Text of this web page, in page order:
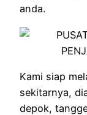
anda.
Kami siap
sekitarnya,
depok,